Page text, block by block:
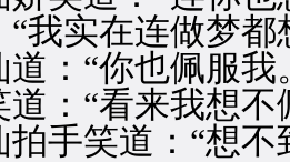
实在连做梦都
：“你也佩服我
“看来我想不
笑道：“想不